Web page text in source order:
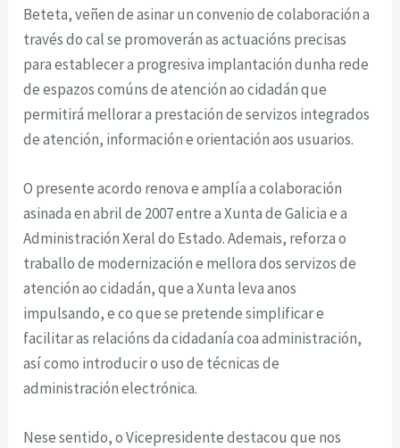
Beteta, veñen de asinar un convenio de colaboración a
través do cal se promoverán as actuacións precisas
para establecer a progresiva implantación dunha rede
de espazos comúns de atención ao cidadán que
permitirá mellorar a prestación de servizos integrados
de atención, información e orientación aos usuarios.
O presente acordo renova e amplía a colaboración
asinada en abril de 2007 entre a Xunta de Galicia e a
Administración Xeral do Estado. Ademais, reforza o
traballo de modernización e mellora dos servizos de
atención ao cidadán, que a Xunta leva anos
impulsando, e co que se pretende simplificar e
facilitar as relacións da cidadanía coa administración,
así como introducir o uso de técnicas de
administración electrónica.
Nese sentido, o Vicepresidente destacou que nos